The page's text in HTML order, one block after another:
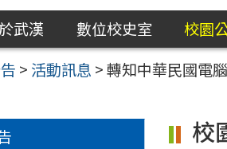
武漢 數位校史室 校園
> 活動訊息 >轉知中華民國電
校